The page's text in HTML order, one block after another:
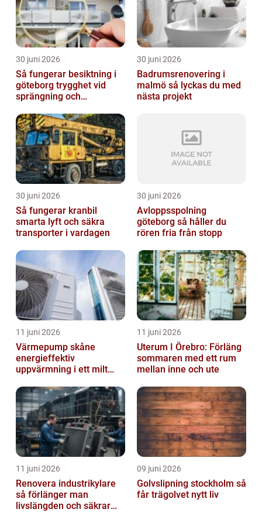
30 juni 2026
Så fungerar besiktning i
göteborg trygghet vid
sprängning och
30 juni 2026
Badrumsrenovering i
malmö så lyckas du med
nästa projekt
30 juni 2026
Så fungerar kranbil
smarta lyft och säkra
transporter i vardagen
30 juni 2026
Avloppsspolning
göteborg så håller du
rören fria från stopp
11 juni 2026
Värmepump skåne
energieffektiv
uppvärmning i ett milt
11 juni 2026
Uterum I Örebro: Förläng
sommaren med ett rum
mellan inne och ute
11 juni 2026
Renovera industrikylare
så förlänger man
livslängden och säkrar
09 juni 2026
Golvslipning stockholm så
får trägolvet nytt liv